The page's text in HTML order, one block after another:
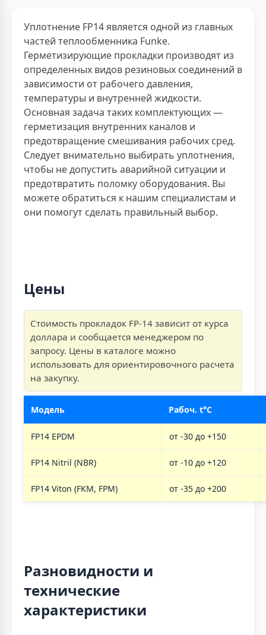
Уплотнение FP14 является одной из главных
частей теплообменника Funke.
Герметизирующие прокладки производят из
определенных видов резиновых соединений в
зависимости от рабочего давления,
температуры и внутренней жидкости.
Основная задача таких комплектующих —
герметизация внутренних каналов и
предотвращение смешивания рабочих сред.
Следует внимательно выбирать уплотнения,
чтобы не допустить аварийной ситуации и
предотвратить поломку оборудования. Вы
можете обратиться к нашим специалистам и
они помогут сделать правильный выбор.
Цены
Стоимость прокладок FP-14 зависит от курса
доллара и сообщается менеджером по
запросу. Цены в каталоге можно
использовать для ориентировочного расчета
на закупку.
Модель Рабоч. t°C
FP14 EPDM от -30 до +150
FP14 Nitril (NBR) от -10 до +120
FP14 Viton (FKM, FPM) от -35 до +200
Разновидности и
технические
характеристики